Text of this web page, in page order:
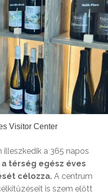
Visitor Center
a 365 napos
a térség egész éves
célozza. A centrum
is szem előtt